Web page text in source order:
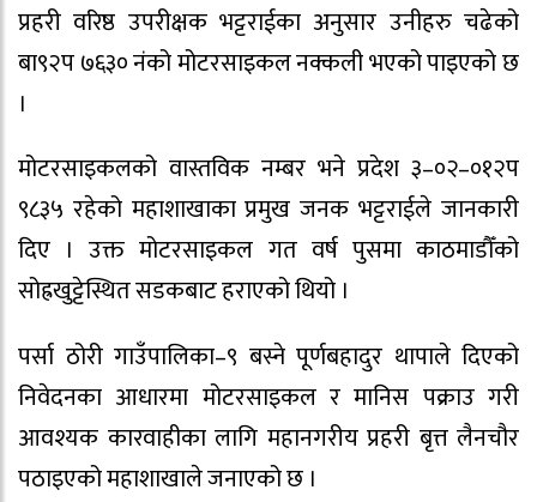
प्रहरी वरिष्ठ उपरीक्षक भट्टराईका अनुसार उनीहरु चढेको
बा९२प ७६३० नंको मोटरसाइकल नक्कली भएको पाइएको छ
।
मोटरसाइकलको वास्तविक नम्बर भने प्रदेश ३–०२–०१२प
९८३५ रहेको महाशाखाका प्रमुख जनक भट्टराईले जानकारी
दिए । उक्त मोटरसाइकल गत वर्ष पुसमा काठमाडौँको
सोह्रखुट्टेस्थित सडकबाट हराएको थियो ।
पर्सा ठोरी गाउँपालिका–९ बस्ने पूर्णबहादुर थापाले दिएको
निवेदनका आधारमा मोटरसाइकल र मानिस पक्राउ गरी
आवश्यक कारवाहीका लागि महानगरीय प्रहरी बृत्त लैनचौर
पठाइएको महाशाखाले जनाएको छ ।